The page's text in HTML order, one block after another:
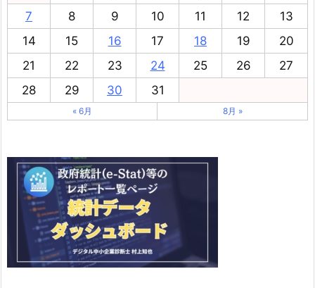
7
8 9 10 11 12
13
14
15 16 17 18 19
20
21
22 23 24 25 26
27
28
29 30 31
« 6月 8月 »